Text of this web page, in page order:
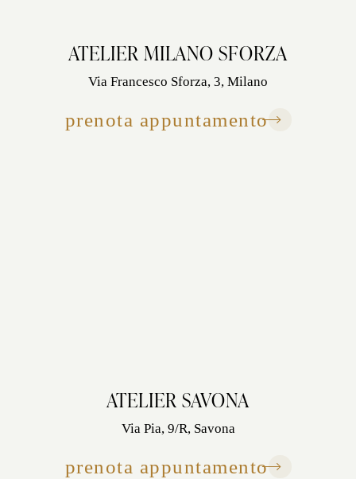
ATELIER MILANO SFORZA
Via Francesco Sforza, 3, Milano
prenota appuntamento
ATELIER SAVONA
Via Pia, 9/R, Savona
prenota appuntamento